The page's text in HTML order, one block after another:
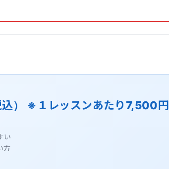
） ※１レッスンあたり7,500円
い
方